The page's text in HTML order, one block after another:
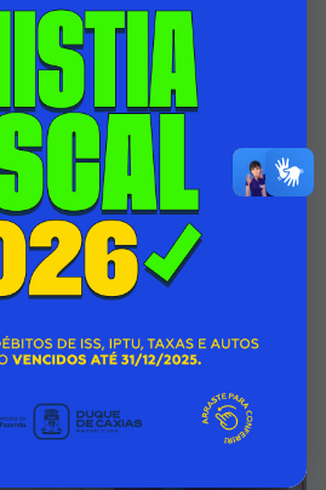
DE CAXIAS PROMOVE
AO ALEITAMENTO
DOURADO
ASSISTÊNCIA SOCIAL E DIREITOS